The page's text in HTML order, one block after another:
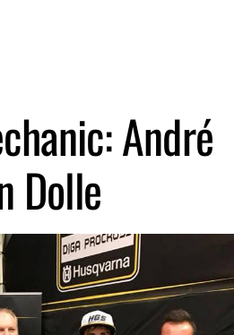
André
Dolle